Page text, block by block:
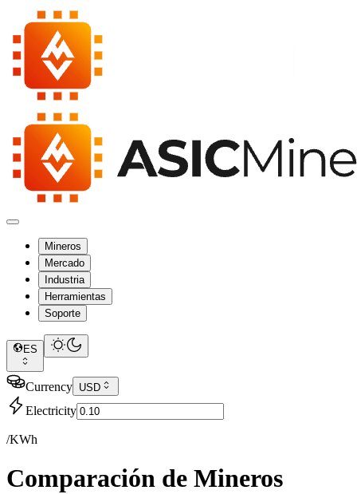
Mineros
Mercado
Industria
Herramientas
Soporte
ES
Currency USD
Electricity
/KWh
Comparación de Mineros